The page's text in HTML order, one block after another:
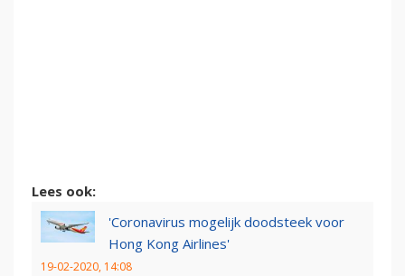
Lees ook:
'Coronavirus mogelijk doodsteek voor
Hong Kong Airlines'
19-02-2020, 14:08